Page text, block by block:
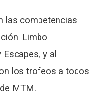
las competencias
Limbo
y al
los trofeos a todos
MTM.